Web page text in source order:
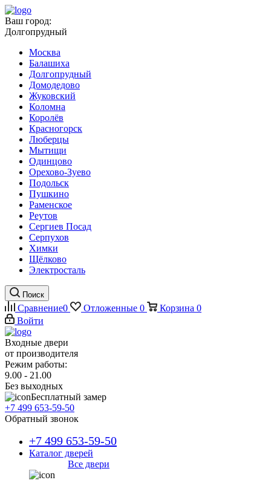
Ваш город:
Долгопрудный
Москва
Балашиха
Долгопрудный
Домодедово
Жуковский
Коломна
Королёв
Красногорск
Люберцы
Мытищи
Одинцово
Орехово-Зуево
Подольск
Пушкино
Раменское
Реутов
Сергиев Посад
Серпухов
Химки
Щёлково
Электросталь
Поиск
Сравнение0 Отложенные 0 Корзина 0
Войти
Входные двери
от производителя
Режим работы:
9.00 - 21.00
Без выходных
Бесплатный замер
+7 499 653-59-50
Обратный звонок
+7 499 653-59-50
Каталог дверей
Все двери